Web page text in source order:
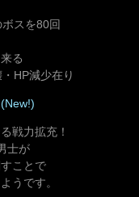
スを80回
る
HP減少在り
(New!)
戦力拡充！
士が
ことで
うです。